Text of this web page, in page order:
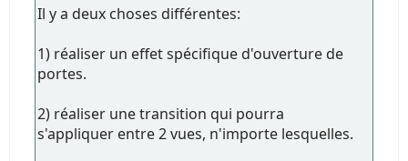
Il y a deux choses différentes:
1) réaliser un effet spécifique d'ouverture de
portes.
2) réaliser une transition qui pourra
s'appliquer entre 2 vues, n'importe lesquelles.